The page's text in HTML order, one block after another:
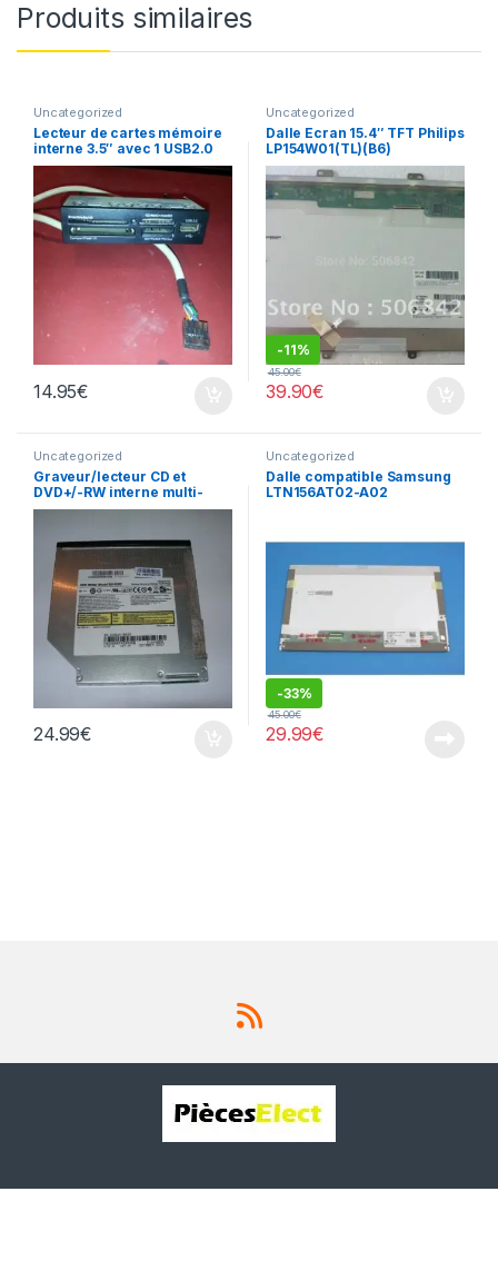
Produits similaires
Uncategorized
Lecteur de cartes mémoire
interne 3.5″ avec 1 USB2.0
14.95€
Uncategorized
Dalle Ecran 15.4″ TFT Philips
LP154W01(TL)(B6​)
-11%
39.90€
45.00€
Uncategorized
Graveur/lecteur CD et
DVD+/-RW interne multi-
recorder portable SN-S082
24.99€
Uncategorized
Dalle compatible Samsung
LTN156AT02-A02
-33%
29.99€
45.00€